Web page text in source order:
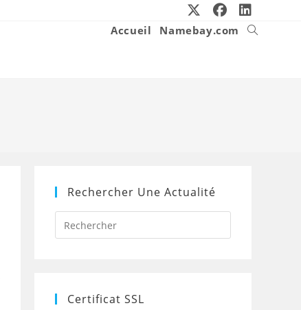
Accueil Namebay.com
Toggle
Rechercher Une Actualité
Press
to
Certificat SSL